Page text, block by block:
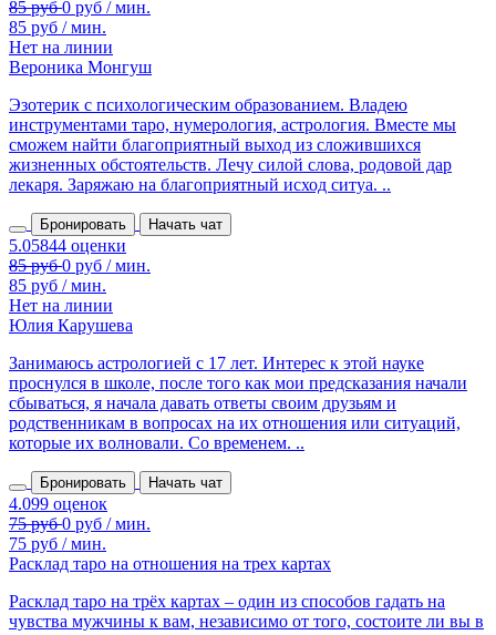
85 руб / мин.
Нет на линии
Вероника Монгуш
Эзотерик с психологическим образованием. Владею
инструментами таро, нумерология, астрология. Вместе мы
сможем найти благоприятный выход из сложившихся
жизненных обстоятельств. Лечу силой слова, родовой дар
лекаря. Заряжаю на благоприятный исход ситуа. ..
Бронировать Начать чат
85 руб / мин.
Нет на линии
Юлия Карушева
Занимаюсь астрологией с 17 лет. Интерес к этой науке
проснулся в школе, после того как мои предсказания начали
сбываться, я начала давать ответы своим друзьям и
родственникам в вопросах на их отношения или ситуаций,
которые их волновали. Со временем. ..
Бронировать Начать чат
75 руб / мин.
Расклад таро на отношения на трех картах
Расклад таро на трёх картах – один из способов гадать на
чувства мужчины к вам, независимо от того, состоите ли вы в